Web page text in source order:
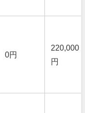
0円
220,000
円